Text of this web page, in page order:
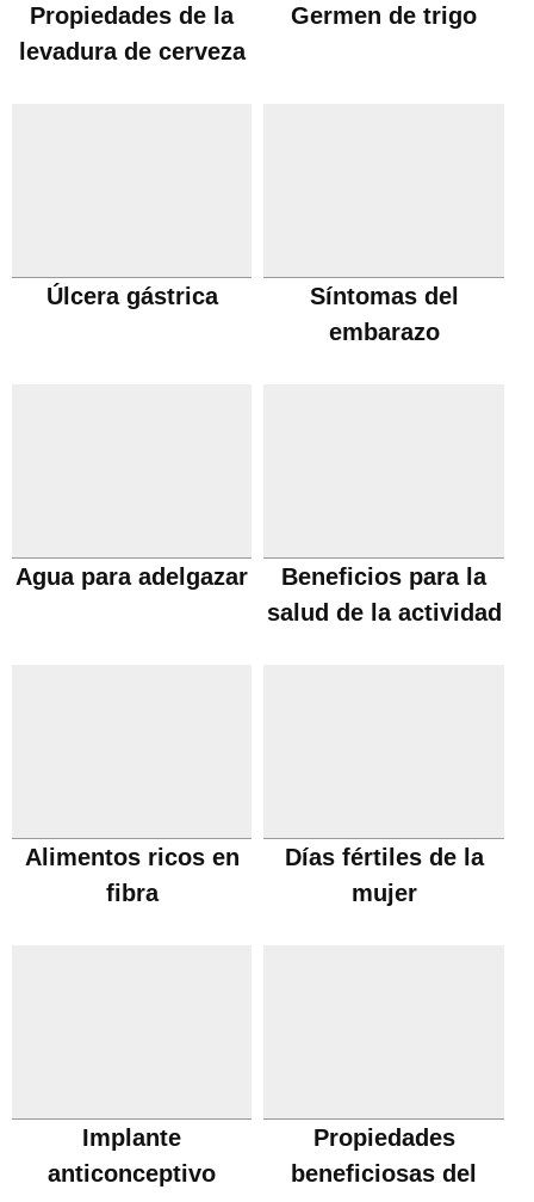
Propiedades de la
levadura de cerveza
Germen de trigo
Úlcera gástrica
Síntomas del
embarazo
Agua para adelgazar
Beneficios para la
salud de la actividad
Alimentos ricos en
fibra
Días fértiles de la
mujer
Implante
anticonceptivo
Propiedades
beneficiosas del